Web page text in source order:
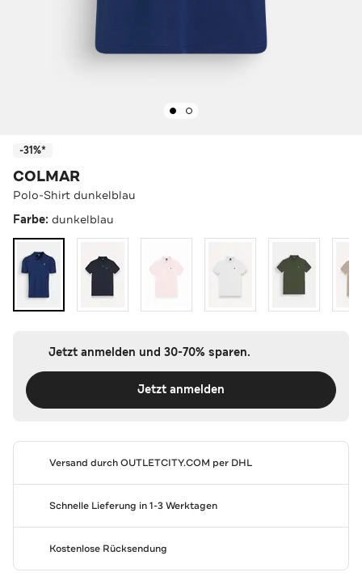
-31%*
COLMAR
Polo-Shirt dunkelblau
Farbe: dunkelblau
Jetzt anmelden und 30-70% sparen.
Jetzt anmelden
Versand durchOUTLETCITY.COM per DHL
Schnelle Lieferung in 1-3 Werktagen
Kostenlose Rücksendung